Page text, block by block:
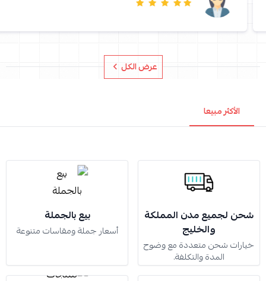
عرض الكل
الأكثر مبيعا
شحن لجميع مدن المملكة
والخليج
خيارات شحن متعددة مع وضوح
المدة والتكلفة.
بيع بالجملة
أسعار جملة ومقاسات متنوعة